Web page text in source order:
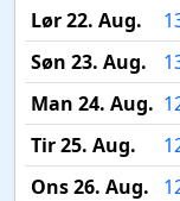
Lør 22. Aug.
Søn 23. Aug.
Man 24. Aug.
Tir 25. Aug.
Ons 26. Aug.